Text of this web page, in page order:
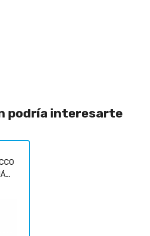
podría interesarte